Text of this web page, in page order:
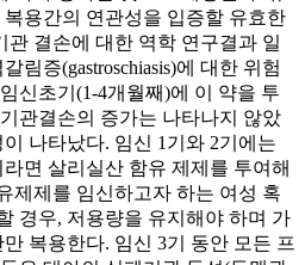
용간의 연관성을 입증할 유효한
관 결손에 대한 역학 연구결과 일
림증(gastroschiasis)에 대한 위험
신초기(1-4개월째)에 이 약을 투
관결손의 증가는 나타나지 않았
나타났다. 임신 1기와 2기에는
면 살리실산 함유 제제를 투여해
제제를 임신하고자 하는 여성 혹
경우, 저용량을 유지해야 하며 가
복용한다. 임신 3기 동안 모든 프